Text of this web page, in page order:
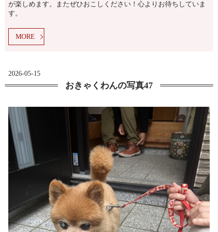
が楽しめます。またぜひおこしください！心よりお待ちしていま
す。
MORE
2026-05-15
おきゃくわんの写真47